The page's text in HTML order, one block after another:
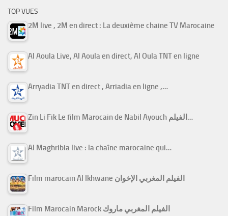
TOP VUES
2M live , 2M en direct : La deuxième chaine TV Marocaine
Al Aoula Live, Al Aoula en direct, Al Oula TNT en ligne
Arryadia TNT en direct , Arriadia en ligne ,…
Zin Li Fik Le film Marocain de Nabil Ayouch الفيلم…
Al Maghribia live : la chaîne marocaine qui…
Film marocain Al Ikhwane الفيلم المغربي الإخوان
Film Marocain Marock الفيلم المغربي ماروك